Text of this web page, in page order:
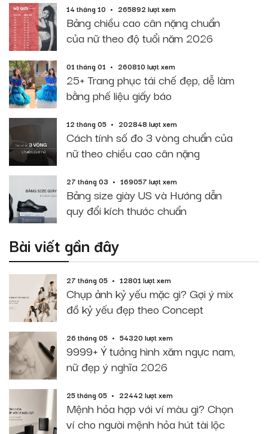
14 tháng 10 265892 lượt xem
Bảng chiều cao cân nặng chuẩn
của nữ theo độ tuổi năm 2026
01 tháng 01 260810 lượt xem
25+ Trang phục tái chế đẹp, dễ làm
bằng phế liệu giấy báo
12 tháng 05 202848 lượt xem
Cách tính số đo 3 vòng chuẩn của
nữ theo chiều cao cân nặng
27 tháng 03 169057 lượt xem
Bảng size giày US và Hướng dẫn
quy đổi kích thước chuẩn
Bài viết gần đây
27 tháng 05 12801 lượt xem
Chụp ảnh kỷ yếu mặc gì? Gợi ý mix
đồ kỷ yếu đẹp theo Concept
26 tháng 05 54320 lượt xem
9999+ Ý tưởng hình xăm ngực nam,
nữ đẹp ý nghĩa 2026
25 tháng 05 22442 lượt xem
Mệnh hỏa hợp với ví màu gì? Chọn
ví cho người mệnh hỏa hút tài lộc